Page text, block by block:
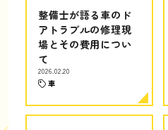
整備士が語る車のド
アトラブルの修理現
場とその費用につい
て
2026.02.20
車